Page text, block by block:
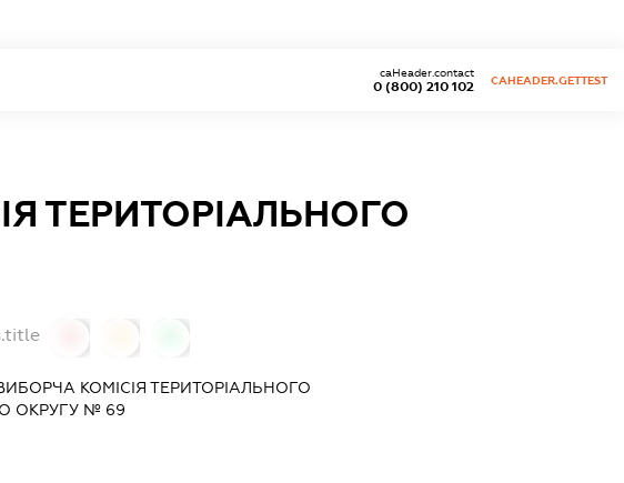
0 (800) 210 102
caHeader.contact
CAHEADER.GETTEST
ТЕРИТОРІАЛЬНОГО
КОМІСІЯ ТЕРИТОРІАЛЬНОГО
ОКРУГУ № 69